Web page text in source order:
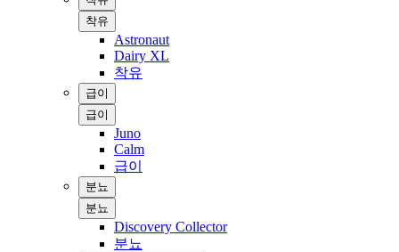
착유
Astronaut
Dairy XL
착유
급이
급이
Juno
Calm
급이
분뇨
분뇨
Discovery Collector
분뇨